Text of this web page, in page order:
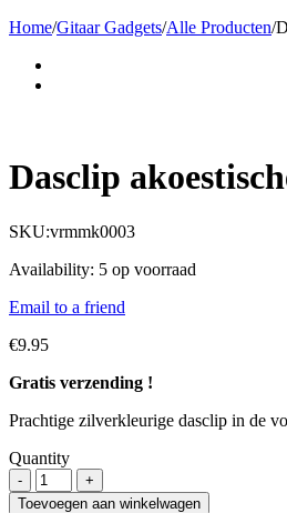
Home/Gitaar Gadgets/Alle Producten/
Dasclip
SKU:vrmmk0003
Availability: 5 op voorraad
Email to a friend
€9.95
Gratis verzending !
Prachtige zilverkleurige dasclip in de
Quantity
Toevoegen aan winkelwagen